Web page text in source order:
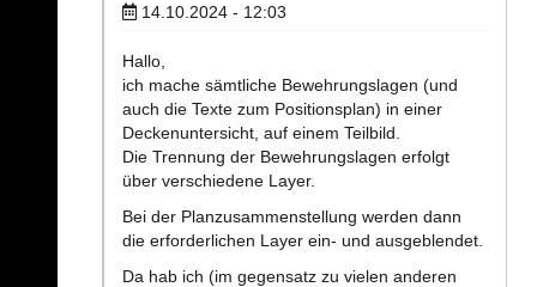
14.10.2024 - 12:03
Hallo,
ich mache sämtliche Bewehrungslagen (und
auch die Texte zum Positionsplan) in einer
Deckenuntersicht, auf einem Teilbild.
Die Trennung der Bewehrungslagen erfolgt
über verschiedene Layer.
Bei der Planzusammenstellung werden dann
die erforderlichen Layer ein- und ausgeblendet.
Da hab ich (im gegensatz zu vielen anderen